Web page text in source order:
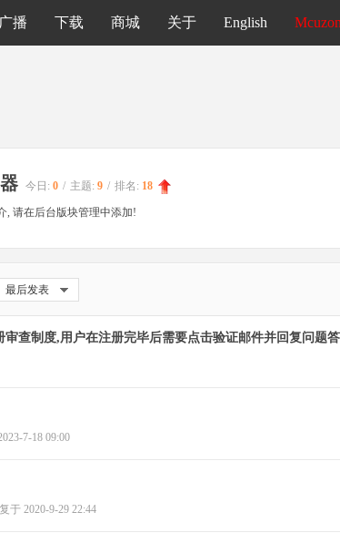
广播 下载 商城 关于 English
今日: 0 / 主题: 9 / 排名: 18
, 请在后台版块管理中添加!
最后发表
审查制度,用户在注册完毕后需要点击验证邮件并回复问题
7-18 09:00
于 2020-9-29 22:44